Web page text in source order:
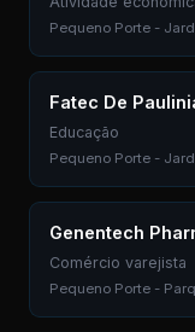
Pequeno Porte -
Fatec De
Educação
Pequeno Porte -
Genentech
Comércio varejista
Pequeno Porte -